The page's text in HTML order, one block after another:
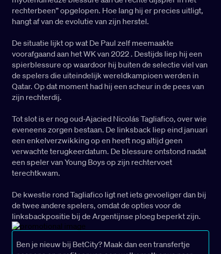
rechterbeen” opgelopen. Hoe lang hij er precies uitligt,
hangt af van de evolutie van zijn herstel.
De situatie lijkt op wat De Paul zelf meemaakte
voorafgaand aan het WK van 2022 . Destijds liep hij een
spierblessure op waardoor hij buiten de selectie viel van
de spelers die uiteindelijk wereldkampioen werden in
Qatar. Op dat moment had hij een scheur in de pees van
zijn rechterdij.
Tot slot is er nog oud-Ajacied Nicolás Tagliafico, over wie
eveneens zorgen bestaan. De linksback liep eind januari
een enkelverzwikking op en heeft nog altijd geen
verwachte terugkeerdatum. De blessure ontstond nadat
een speler van Young Boys op zijn rechtervoet
terechtkwam.
De kwestie rond Tagliafico ligt net iets gevoeliger dan bij
de twee andere spelers, omdat de opties voor de
linksbackpositie bij de Argentijnse ploeg beperkt zijn.
Ben je nieuw bij BetCity? Maak dan een transfertje